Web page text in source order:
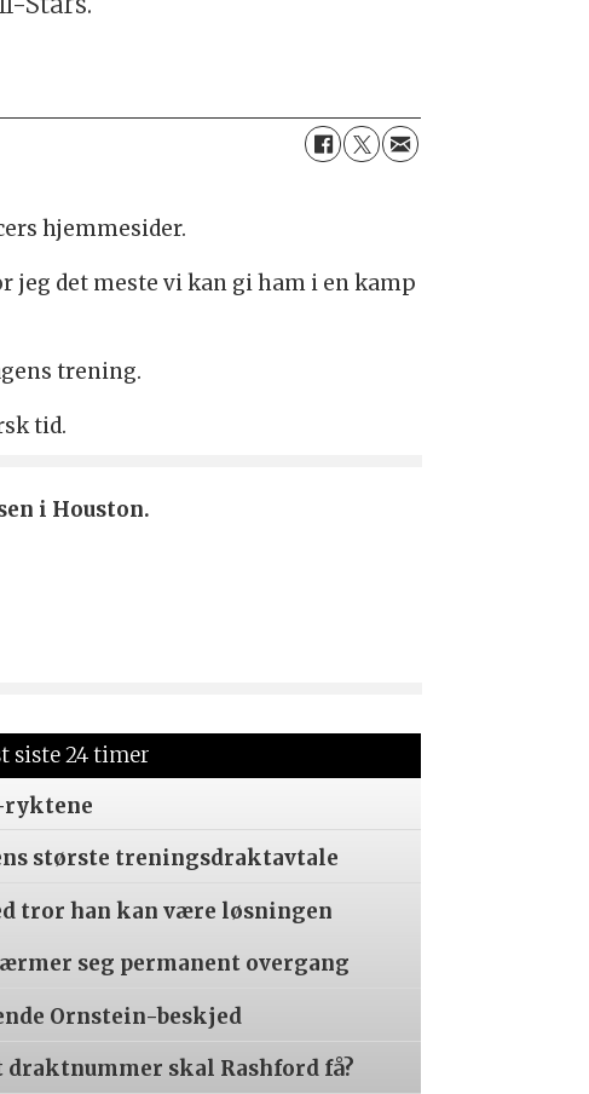
hjemmesider.
det meste vi kan gi ham i en kamp
trening.
tid.
i Houston.
siste 24 timer
største treningsdraktavtale
tror han kan være løsningen
seg permanent overgang
Ornstein-beskjed
skal Rashford få?